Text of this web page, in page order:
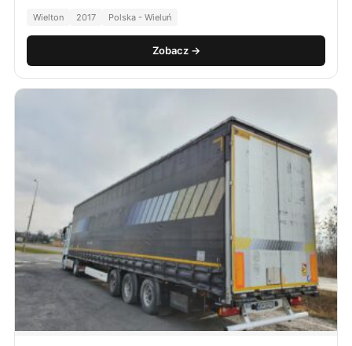
Wielton 2017 Polska - Wieluń
Zobacz →